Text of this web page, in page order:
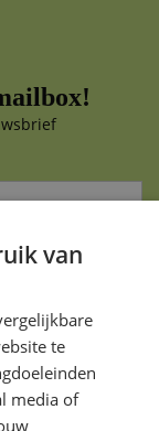
met anderen
van
te
media of